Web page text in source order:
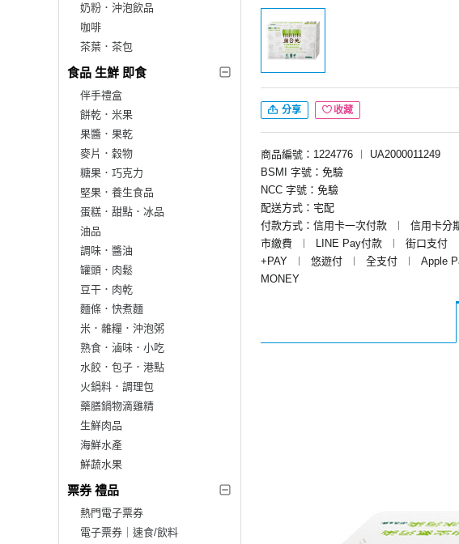
奶粉．沖泡飲品
咖啡
茶葉．茶包
食品 生鮮 即食
伴手禮盒
餅乾．米果
果醬．果乾
麥片．穀物
糖果．巧克力
堅果．養生食品
蛋糕．甜點．冰品
油品
調味．醬油
罐頭．肉鬆
豆干．肉乾
麵條．快煮麵
米．雜糧．沖泡粥
熟食．滷味．小吃
水餃．包子．港點
火鍋料．調理包
藥膳鍋物滴雞精
生鮮肉品
海鮮水產
鮮蔬水果
票券 禮品
熱門電子票券
電子票券｜速食/飲料
分享 收藏
商品編號：1224776 ︱
UA2000011249
BSMI 字號：免驗
NCC 字號：免驗
配送方式：宅配
付款方式：信用卡一次付款
︱ 信用卡分
市繳費
︱ LINE Pay付款 ︱ 街口支付
+PAY
︱ 悠遊付 ︱ 全支付 ︱ Apple
MONEY